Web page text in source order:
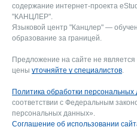
содержание интернет-проекта
"КАНЦЛЕР".
Языковой центр "Канцлер" —
образование за границей.
Предложение на сайте не
цены уточняйте у специалистов
Политика обработки
соответствии с Федеральным
персональных данных».
Соглашение об использовании